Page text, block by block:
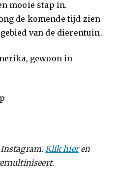
mooie stap in.
de komende tijd zien
van de dierentuin.
gewoon in
Instagram. Klik hieren